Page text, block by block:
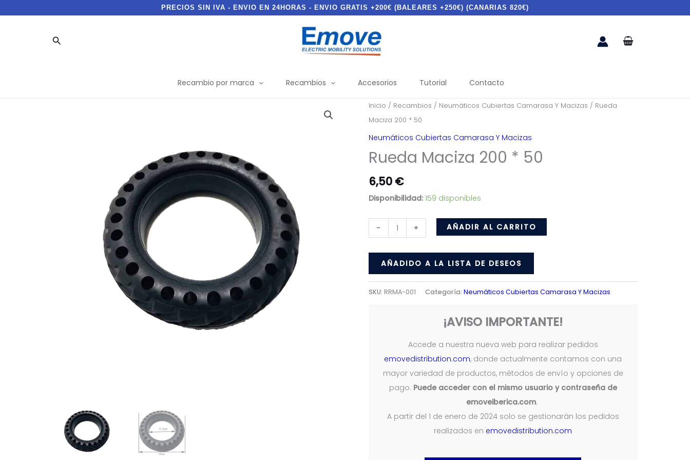
PRECIOS SIN IVA - ENVIO EN 24HORAS - ENVIO GRATIS +200€ (BALEARES +250€) (CANARIAS 820€)
Buscar
Recambio por marca Recambios Accesorios Tutorial Contacto
Inicio / Recambios / Neumáticos Cubiertas Camarasa Y Macizas / Rueda
Maciza 200 * 50
Neumáticos Cubiertas Camarasa Y Macizas
Rueda Maciza 200 * 50
6,50 €
Disponibilidad: 159 disponibles
-
Maciza
200
50
cantidad
+ AÑADIR AL CARRITO
AÑADIDO A LA LISTA DE DESEOS
SKU: RRMA-001 Categoría: Neumáticos Cubiertas Camarasa Y Macizas
¡AVISO IMPORTANTE!
Accede a nuestra nueva web para realizar pedidos
emovedistribution.com, donde actualmente contamos con una
mayor variedad de productos, métodos de envío y opciones de
pago. Puede acceder con el mismo usuario y contraseña de
emoveiberica.com.
A partir del 1 de enero de 2024 solo se gestionarán los pedidos
realizados en emovedistribution.com